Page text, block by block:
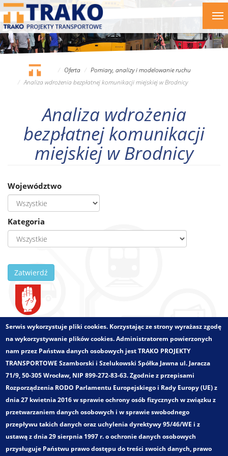
Przejdź
treści
Oferta
Pomiary, analizy i modelowanie ruchu
Analiza wdrożenia bezpłatnej komunikacji miejskiej w Brodnicy
Analiza wdrożenia
bezpłatnej komunikacji
miejskiej w Brodnicy
Województwo
Kategoria
Zatwierdź
Województwo:
kujawsko-pomorskie
Wielkości - zakres:
Pełny tytuł:
Analiza wdrożenia bezpłatnej komunikacji miejskiej w
Brodnicy
Kategoria:
Koncepcje rozwoju transportu zbiorowego
Badania ruchu i marketingowe
Zakres opracowania:
Pomiary i analizy ruchu
Serwis wykorzystuje pliki cookies. Korzystając ze strony wyrażasz zgodę
na wykorzystywanie plików cookies. Administratorem powierzonych
nam przez Państwa danych osobowych jest TRAKO PROJEKTY
TRANSPORTOWE Szamborski i Szelukowski Spółka Jawna ul. Jaracza
71/9, 50-305 Wrocław, NIP 899-272-83-63. Zgodnie z przepisami
Rozporządzenia RODO Parlamentu Europejskiego i Rady Europy (UE) z
dnia 27 kwietnia 2016 w sprawie ochrony osób fizycznych w związku z
przetwarzaniem danych osobowych i w sprawie swobodnego
przepływu takich danych oraz uchylenia dyrektywy 95/46/WE i z
ustawą z dnia 29 sierpnia 1997 r. o ochronie danych osobowych
przysługuje Państwu prawo dostępu do treści swoich danych, prawo